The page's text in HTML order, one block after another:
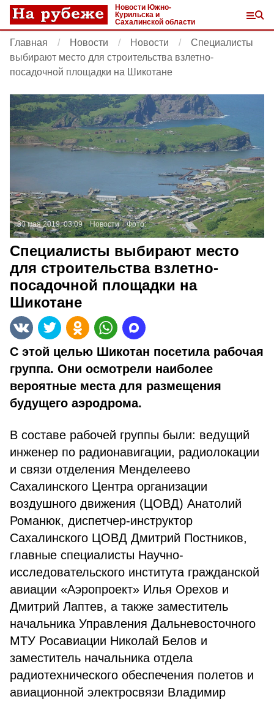
Новости Южно-
Курильска и
Сахалинской области
Главная Новости Новости
Специалисты
выбирают место для строительства взлетно-
посадочной площадки на Шикотане
30 мая 2019, 03:09 Новости Фото:
Специалисты выбирают место
для строительства взлетно-
посадочной площадки на
Шикотане
С этой целью Шикотан посетила рабочая
группа. Они осмотрели наиболее
вероятные места для размещения
будущего аэродрома.
В составе рабочей группы были: ведущий
инженер по радионавигации, радиолокации
и связи отделения Менделеево
Сахалинского Центра организации
воздушного движения (ЦОВД) Анатолий
Романюк, диспетчер-инструктор
Сахалинского ЦОВД Дмитрий Постников,
главные специалисты Научно-
исследовательского института гражданской
авиации «Аэропроект» Илья Орехов и
Дмитрий Лаптев, а также заместитель
начальника Управления Дальневосточного
МТУ Росавиации Николай Белов и
заместитель начальника отдела
радиотехнического обеспечения полетов и
авиационной электросвязи Владимир